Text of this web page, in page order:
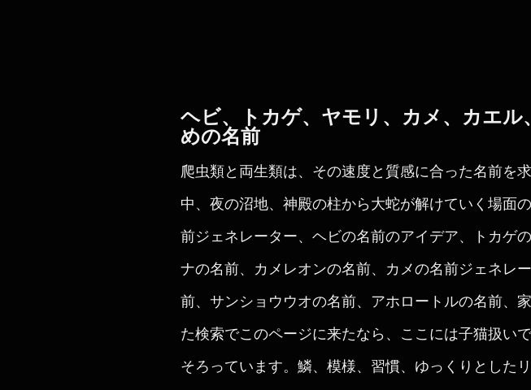
ヘビ、トカゲ、ヤモリ、カメ、カエ
めの名前
爬虫類と両生類は、その速度と質感に合った名前を
中、夜の沼地、神殿の柱から大蛇が解けていく場面
前ジェネレーター、ヘビの名前のアイデア、トカゲ
ナの名前、カメレオンの名前、カメの名前ジェネレ
前、サンショウウオの名前、アホロートルの名前、
た検索でこのページに来たなら、ここには子猫扱い
そろっています。鱗、模様、習慣、ゆっくりとした